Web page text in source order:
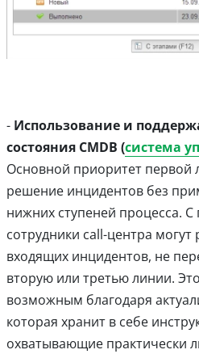
- Использование и
состояния CMDB (система
Основной приоритет первой
решение инцидентов без
нижних ступеней процесса.
сотрудники call-центра могут
входящих инцидентов, не
вторую или третью линии.
возможным благодаря
которая хранит в себе
охватывающие практически